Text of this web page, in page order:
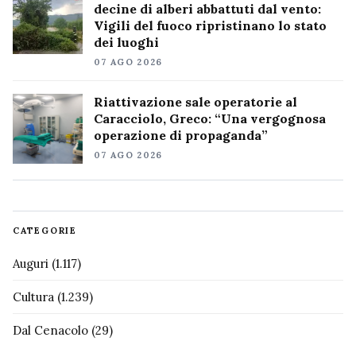
decine di alberi abbattuti dal vento:
Vigili del fuoco ripristinano lo stato
dei luoghi
07 AGO 2026
Riattivazione sale operatorie al
Caracciolo, Greco: “Una vergognosa
operazione di propaganda”
07 AGO 2026
CATEGORIE
Auguri (1.117)
Cultura (1.239)
Dal Cenacolo (29)